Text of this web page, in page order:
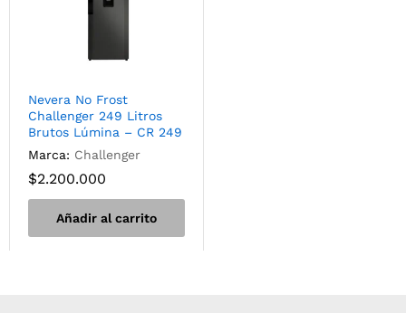
Nevera No Frost
Challenger 249 Litros
Brutos Lúmina – CR 249
Marca: Challenger
$2.200.000
Añadir al carrito